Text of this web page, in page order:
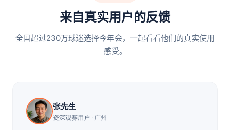
来自真实用户的反馈
全国超过230万球迷选择今年会，一起看看他们的真实使用
感受。
张先生
资深观赛用户 · 广州